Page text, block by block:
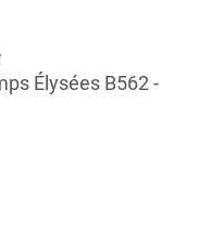
Élysées B562 -